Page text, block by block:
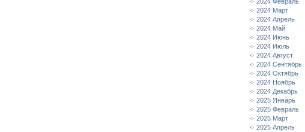
2024 Март
2024 Апрель
2024 Май
2024 Июнь
2024 Июль
2024 Август
2024 Сентябрь
2024 Октябрь
2024 Ноябрь
2024 Декабрь
2025 Январь
2025 Февраль
2025 Март
2025 Апрель